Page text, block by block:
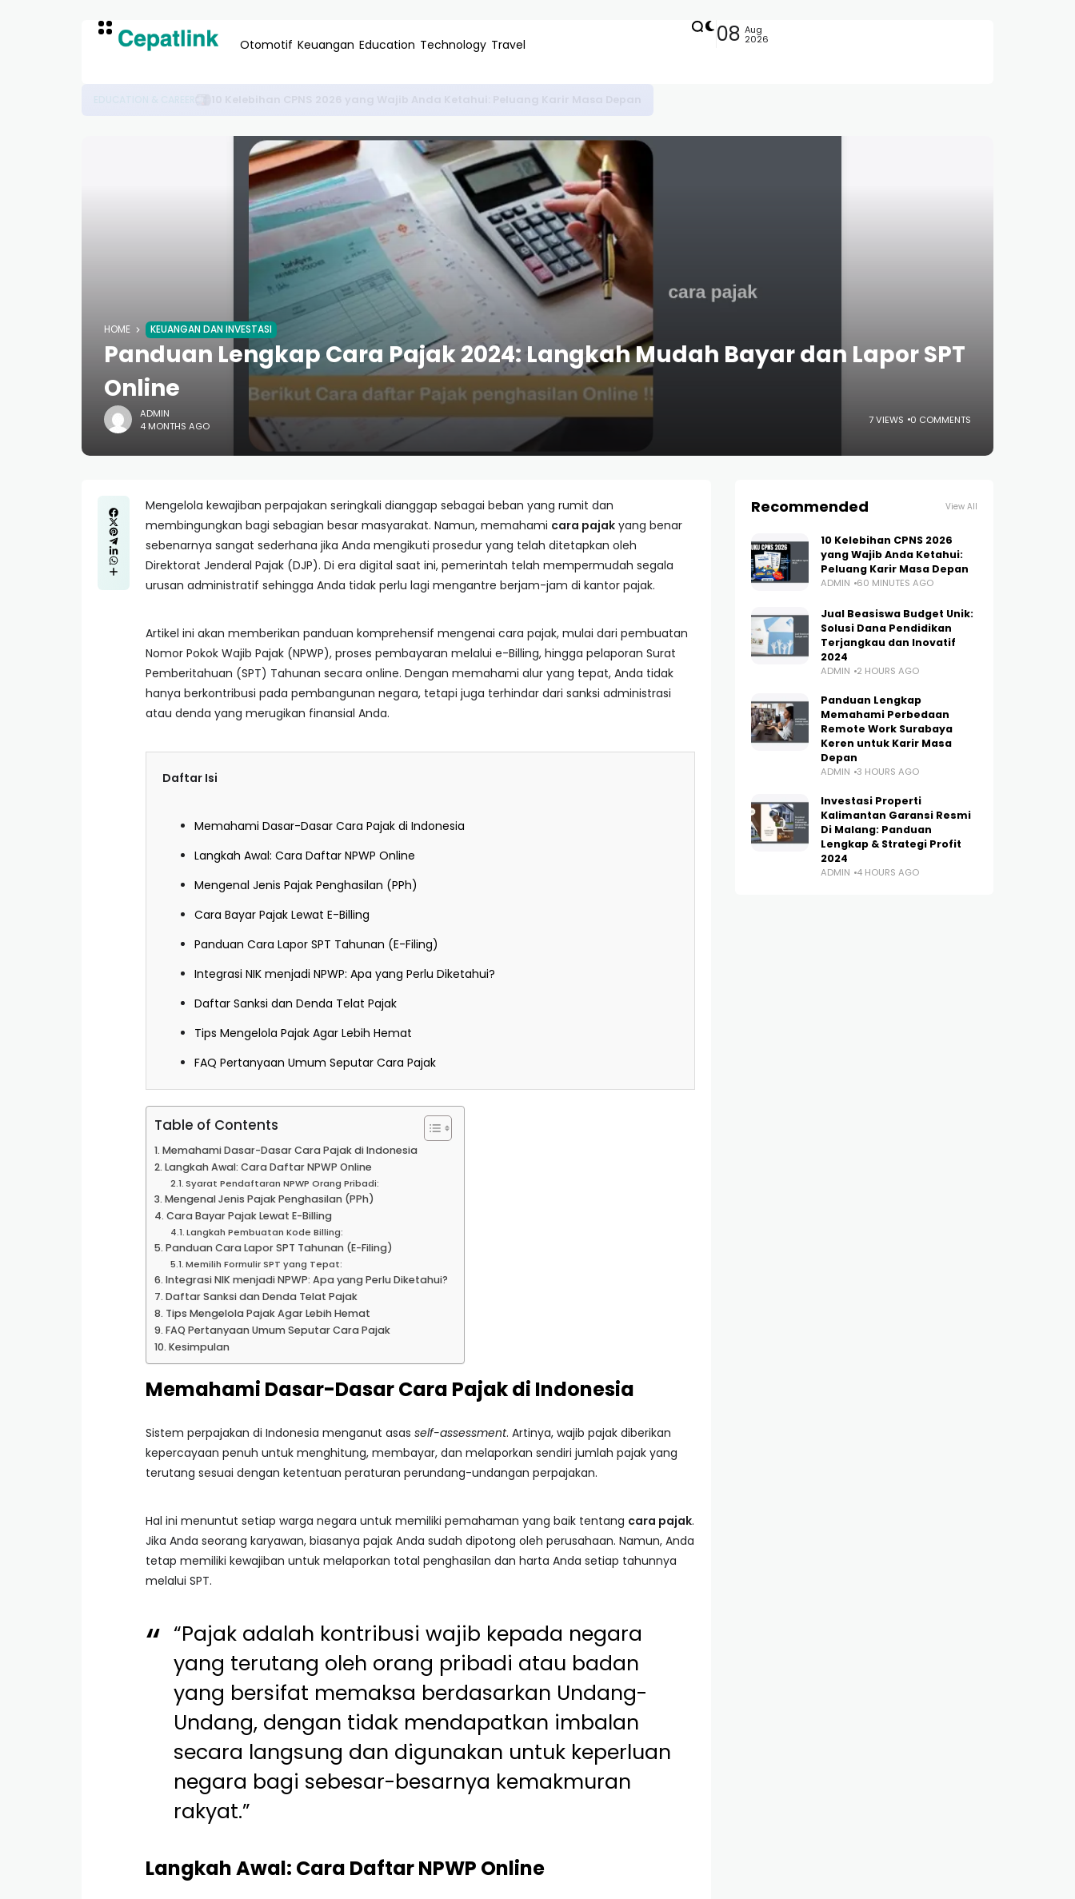
Otomotif Keuangan Education Technology Travel 08 Aug
2026
HOME KEUANGAN DAN INVESTASI
Panduan Lengkap Cara Pajak 2024: Langkah Mudah Bayar dan Lapor SPT
Online
ADMIN
4 MONTHS AGO
7 VIEWS 0 COMMENTS
Mengelola kewajiban perpajakan seringkali dianggap sebagai beban yang rumit dan
membingungkan bagi sebagian besar masyarakat. Namun, memahami cara pajak yang benar
sebenarnya sangat sederhana jika Anda mengikuti prosedur yang telah ditetapkan oleh
Direktorat Jenderal Pajak (DJP). Di era digital saat ini, pemerintah telah mempermudah segala
urusan administratif sehingga Anda tidak perlu lagi mengantre berjam-jam di kantor pajak.
Artikel ini akan memberikan panduan komprehensif mengenai cara pajak, mulai dari pembuatan
Nomor Pokok Wajib Pajak (NPWP), proses pembayaran melalui e-Billing, hingga pelaporan Surat
Pemberitahuan (SPT) Tahunan secara online. Dengan memahami alur yang tepat, Anda tidak
hanya berkontribusi pada pembangunan negara, tetapi juga terhindar dari sanksi administrasi
atau denda yang merugikan finansial Anda.
Daftar Isi
Memahami Dasar-Dasar Cara Pajak di Indonesia
Langkah Awal: Cara Daftar NPWP Online
Mengenal Jenis Pajak Penghasilan (PPh)
Cara Bayar Pajak Lewat E-Billing
Panduan Cara Lapor SPT Tahunan (E-Filing)
Integrasi NIK menjadi NPWP: Apa yang Perlu Diketahui?
Daftar Sanksi dan Denda Telat Pajak
Tips Mengelola Pajak Agar Lebih Hemat
FAQ Pertanyaan Umum Seputar Cara Pajak
Table of Contents
Memahami Dasar-Dasar Cara Pajak di Indonesia
Langkah Awal: Cara Daftar NPWP Online
Syarat Pendaftaran NPWP Orang Pribadi:
Mengenal Jenis Pajak Penghasilan (PPh)
Cara Bayar Pajak Lewat E-Billing
Langkah Pembuatan Kode Billing:
Panduan Cara Lapor SPT Tahunan (E-Filing)
Memilih Formulir SPT yang Tepat:
Integrasi NIK menjadi NPWP: Apa yang Perlu Diketahui?
Daftar Sanksi dan Denda Telat Pajak
Tips Mengelola Pajak Agar Lebih Hemat
FAQ Pertanyaan Umum Seputar Cara Pajak
Kesimpulan
Memahami Dasar-Dasar Cara Pajak di Indonesia
Sistem perpajakan di Indonesia menganut asas self-assessment. Artinya, wajib pajak diberikan
kepercayaan penuh untuk menghitung, membayar, dan melaporkan sendiri jumlah pajak yang
terutang sesuai dengan ketentuan peraturan perundang-undangan perpajakan.
Hal ini menuntut setiap warga negara untuk memiliki pemahaman yang baik tentang cara pajak.
Jika Anda seorang karyawan, biasanya pajak Anda sudah dipotong oleh perusahaan. Namun, Anda
tetap memiliki kewajiban untuk melaporkan total penghasilan dan harta Anda setiap tahunnya
melalui SPT.
“Pajak adalah kontribusi wajib kepada negara
yang terutang oleh orang pribadi atau badan
yang bersifat memaksa berdasarkan Undang-
Undang, dengan tidak mendapatkan imbalan
secara langsung dan digunakan untuk keperluan
negara bagi sebesar-besarnya kemakmuran
rakyat.”
Langkah Awal: Cara Daftar NPWP Online
Recommended View All
10 Kelebihan CPNS 2026
yang Wajib Anda Ketahui:
Peluang Karir Masa Depan
ADMIN 60 MINUTES AGO
Jual Beasiswa Budget Unik:
Solusi Dana Pendidikan
Terjangkau dan Inovatif
2024
ADMIN 2 HOURS AGO
Panduan Lengkap
Memahami Perbedaan
Remote Work Surabaya
Keren untuk Karir Masa
Depan
ADMIN 3 HOURS AGO
Investasi Properti
Kalimantan Garansi Resmi
Di Malang: Panduan
Lengkap & Strategi Profit
2024
ADMIN 4 HOURS AGO